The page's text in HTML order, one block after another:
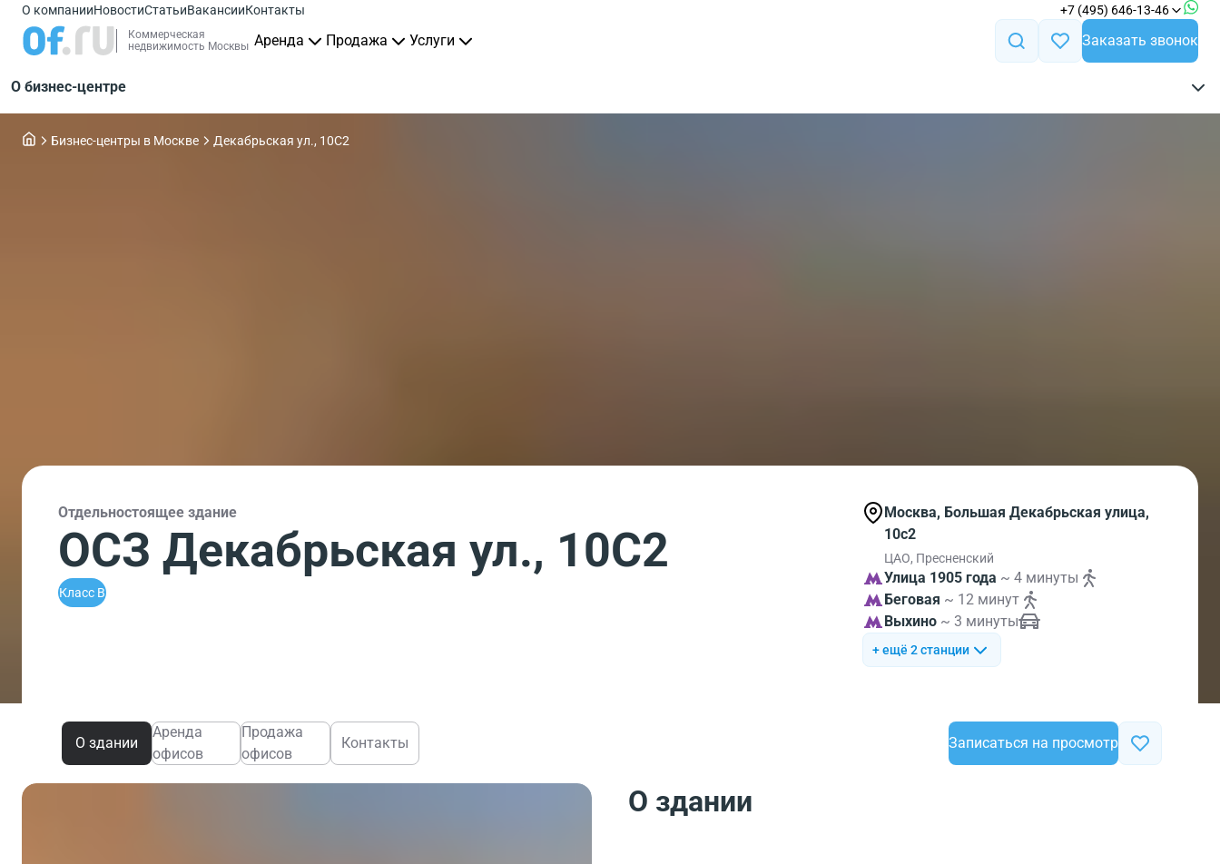
О компанииНовостиСтатьиВакансииКонтакты +7 (495) 646-13-46
Коммерческая
недвижимость Москвы Аренда Продажа Услуги Заказать звонок
О бизнес-центре
Бизнес-центры в Москве Декабрьская ул., 10С2
Отдельностоящее здание
ОСЗ Декабрьская ул., 10С2
Класс B
Москва, Большая Декабрьская улица,
10с2
ЦАО, Пресненский
Улица 1905 года ~ 4 минуты
Беговая ~ 12 минут
Выхино ~ 3 минуты
+ ещё 2 станции
О здании
Аренда
офисов
Продажа
офисов
Контакты Записаться на просмотр
О здании